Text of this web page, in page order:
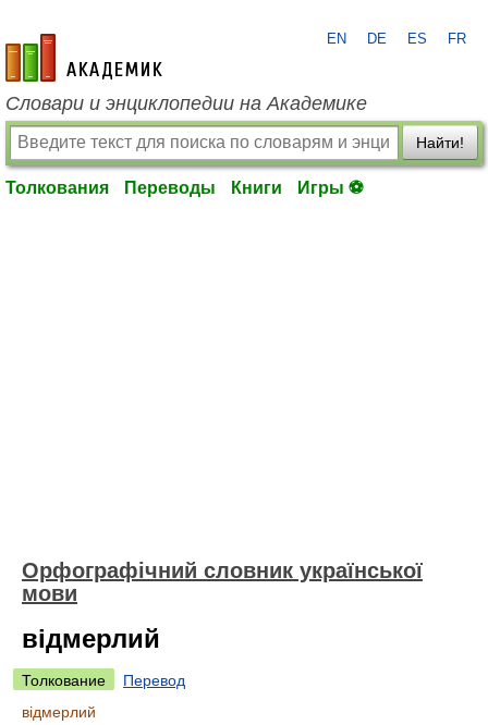
academic.ru
EN DE ES FR
Словари и энциклопедии на Академике
Найти!
Толкования Переводы Книги Игры ⚽
Орфографічний словник української
мови
відмерлий
Толкование
Перевод
відмерлий